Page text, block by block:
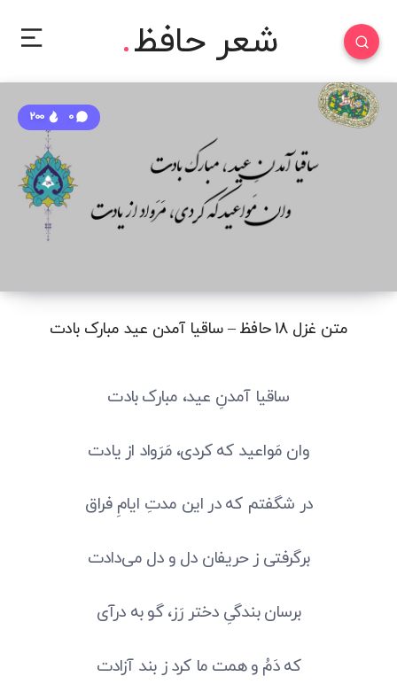
شعر حافظ
متن غزل 18 حافظ – ساقیا آمدن عید مبارک بادت
0
200
ساقیا آمدنِ عید، مبارک بادت
وان مَواعید که کردی، مَرَواد از یادت
در شگفتم که در این مدتِ ایامِ فراق
برگرفتی ز حریفان دل و دل می‌دادت
برسان بندگیِ دختر رَز، گو به درآی
که دَمُ و همت ما کرد ز بند آزادت